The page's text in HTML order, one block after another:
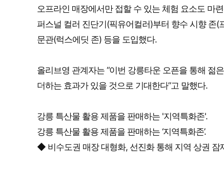
오프라인 매장에서만 접할 수 있는 체험 요소도 마
퍼스널 컬러 진단기(픽유어컬러)부터 향수 시향 존
문관(럭스에딧 존) 등을 도입했다.
올리브영 관계자는 “이번 강릉타운 오픈을 통해 젊
더하는 효과가 있을 것으로 기대한다”고 말했다.
강릉 특산물 활용 제품을 판매하는 '지역특화존'.
강릉 특산물 활용 제품을 판매하는 ‘지역특화존’.
◆ 비수도권 매장 대형화, 선진화 통해 지역 상권 잠